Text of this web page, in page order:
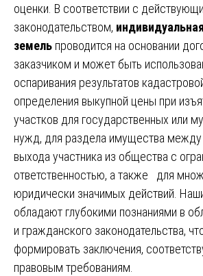
оценки. В соответствии с
законодательством,
земель проводится на основании
заказчиком и может быть
оспаривания результатов
определения выкупной цены при
участков для государственных или
нужд, для раздела имущества между
выхода участника из общества с
ответственностью, а также для
юридически значимых действий.
обладают глубокими познаниями в
и гражданского законодательства,
формировать заключения,
правовым требованиям.